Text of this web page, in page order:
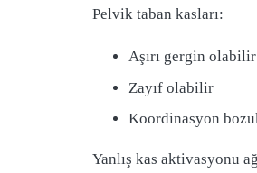
Pelvik taban kasları:
Aşırı gergin olabilir
Zayıf olabilir
Koordinasyon
Yanlış kas aktivasyonu